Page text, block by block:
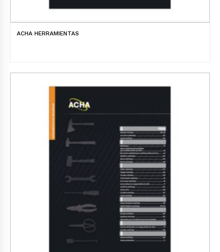
ACHA HERRAMIENTAS